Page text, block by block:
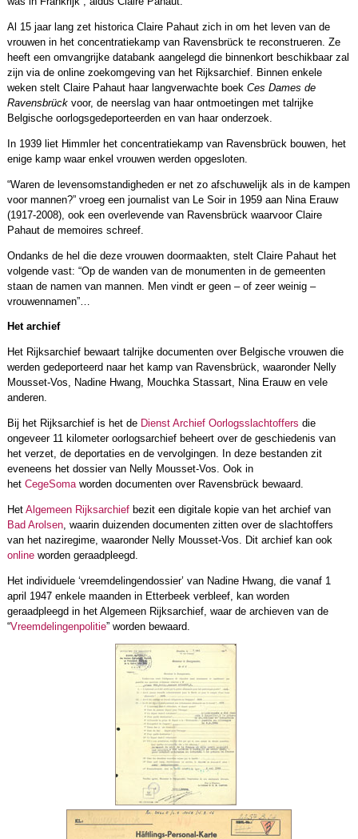
Al 15 jaar lang zet historica Claire Pahaut zich in om het leven van de
vrouwen in het concentratiekamp van Ravensbrück te reconstrueren. Ze
heeft een omvangrijke databank aangelegd die binnenkort beschikbaar zal
zijn via de online zoekomgeving van het Rijksarchief. Binnen enkele
weken stelt Claire Pahaut haar langverwachte boek Ces Dames de
Ravensbrückvoor, de neerslag van haar ontmoetingen met talrijke
Belgische oorlogsgedeporteerden en van haar onderzoek.
In 1939 liet Himmler het concentratiekamp van Ravensbrück bouwen, het
enige kamp waar enkel vrouwen werden opgesloten.
“Waren de levensomstandigheden er net zo afschuwelijk als in de kampen
voor mannen?” vroeg een journalist van Le Soir in 1959 aan Nina Erauw
(1917-2008), ook een overlevende van Ravensbrück waarvoor Claire
Pahaut de memoires schreef.
Ondanks de hel die deze vrouwen doormaakten, stelt Claire Pahaut het
volgende vast: “Op de wanden van de monumenten in de gemeenten
staan de namen van mannen. Men vindt er geen – of zeer weinig –
vrouwennamen”…
Het archief
Het Rijksarchief bewaart talrijke documenten over Belgische vrouwen die
werden gedeporteerd naar het kamp van Ravensbrück, waaronder Nelly
Mousset-Vos, Nadine Hwang, Mouchka Stassart, Nina Erauw en vele
anderen.
Bij het Rijksarchief is het de Dienst Archief Oorlogsslachtoffers die
ongeveer 11 kilometer oorlogsarchief beheert over de geschiedenis van
het verzet, de deportaties en de vervolgingen. In deze bestanden zit
eveneens het dossier van Nelly Mousset-Vos. Ook in
het CegeSomaworden documenten over Ravensbrück bewaard.
Het Algemeen Rijksarchiefbezit een digitale kopie van het archief van
Bad Arolsen, waarin duizenden documenten zitten over de slachtoffers
van het naziregime, waaronder Nelly Mousset-Vos. Dit archief kan ook
onlineworden geraadpleegd.
Het individuele ‘vreemdelingendossier’ van Nadine Hwang, die vanaf 1
april 1947 enkele maanden in Etterbeek verbleef, kan worden
geraadpleegd in het Algemeen Rijksarchief, waar de archieven van de
“Vreemdelingenpolitie” worden bewaard.